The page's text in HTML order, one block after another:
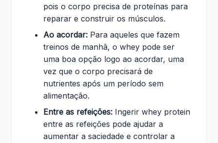
pois o corpo precisa de proteínas para
reparar e construir os músculos.
Ao acordar: Para aqueles que fazem
treinos de manhã, o whey pode ser
uma boa opção logo ao acordar, uma
vez que o corpo precisará de
nutrientes após um período sem
alimentação.
Entre as refeições: Ingerir whey protein
entre as refeições pode ajudar a
aumentar a saciedade e controlar a